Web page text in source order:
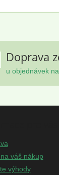
Doprava
u objednávek
váš nákup
výhody